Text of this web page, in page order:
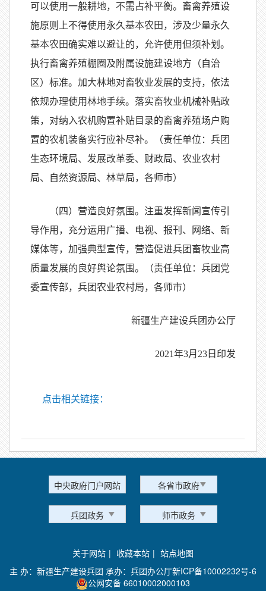
可以使用一般耕地，不需占补平衡。畜禽养殖设
施原则上不得使用永久基本农田，涉及少量永久
基本农田确实难以避让的，允许使用但须补划。
执行畜禽养殖棚圈及附属设施建设地方（自治
区）标准。加大林地对畜牧业发展的支持，依法
依规办理使用林地手续。落实畜牧业机械补贴政
策，对纳入农机购置补贴目录的畜禽养殖场户购
置的农机装备实行应补尽补。（责任单位：兵团
生态环境局、发展改革委、财政局、农业农村
局、自然资源局、林草局，各师市）
（四）营造良好氛围。注重发挥新闻宣传引
导作用，充分运用广播、电视、报刊、网络、新
媒体等，加强典型宣传，营造促进兵团畜牧业高
质量发展的良好舆论氛围。（责任单位：兵团党
委宣传部，兵团农业农村局，各师市）
新疆生产建设兵团办公厅
2021年3月23日印发
点击相关链接：
中央政府门户网站 各省市政府
兵团政务 师市政务
关于网站 | 收藏本站 | 站点地图
主 办：新疆生产建设兵团 承办：兵团办公厅新ICP备10002232号-6
公网安备 66010002000103